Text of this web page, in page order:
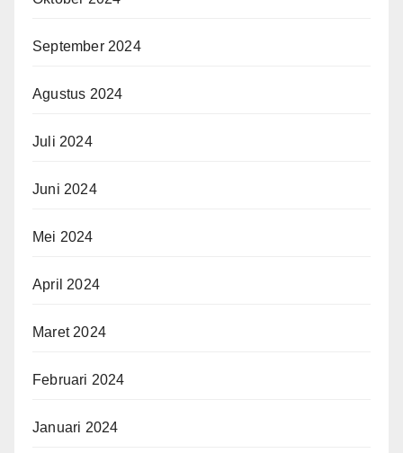
September 2024
Agustus 2024
Juli 2024
Juni 2024
Mei 2024
April 2024
Maret 2024
Februari 2024
Januari 2024